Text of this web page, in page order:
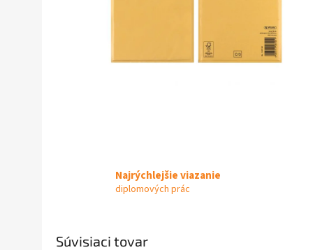
Najrýchlejšie viazanie
diplomových prác
Súvisiaci tovar